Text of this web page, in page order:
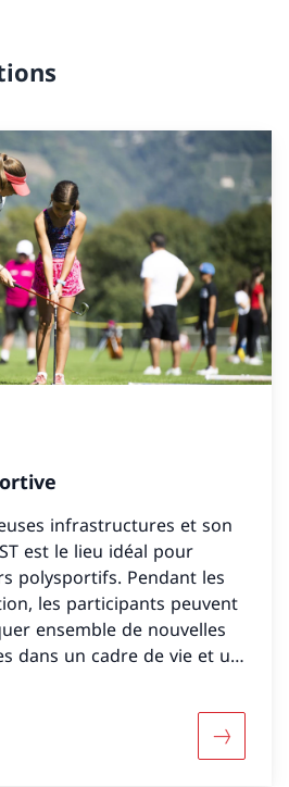
infrastructures et son
est le lieu idéal pour
polysportifs. Pendant les
les participants peuvent
ensemble de nouvelles
dans un cadre de vie et un